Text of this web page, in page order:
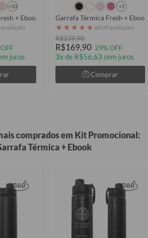
+10
+ Ebook - House of the Dragons - Dragons
juros
+3
Garrafa Térmica Fresh +
★ ★ ★ ★ ★ 68129 avaliações
R$239,90
R$169,90 29% OFF
3x de R$56,63 sem juros
Comprar
comprados em Kit Promocional:
Térmica + Ebook